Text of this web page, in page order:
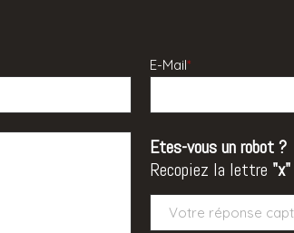
E-Mail*
Etes-vous un robot ?
Recopiez la lettre "x"